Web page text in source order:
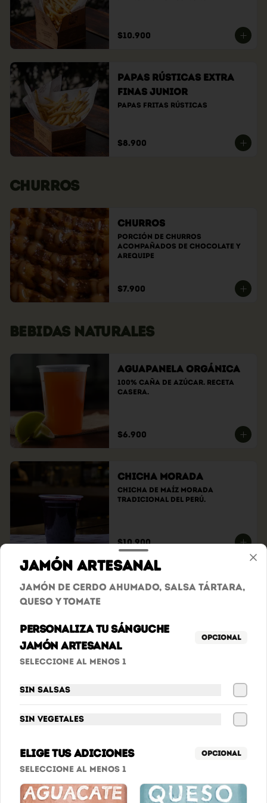
$10.900
Papas Rústicas Extra
Finas Junior
Papas fritas rústicas
$8.900
CHURROS
Churros
Porción de churros
acompañados de chocolate y
arequipe
$7.900
BEBIDAS NATURALES
Aguapanela Orgánica
100% caña de azúcar. Receta
casera.
$6.900
Chicha Morada
Chicha de maíz morada
tradicional del Perú.
$10.900
Jugos Básicos
$9.900
Tamarindo, Mango Biche  O
$10.900
Jugos Surtidos
Jamón Artesanal
Jamón de cerdo ahumado, salsa tártara,
queso y tomate
Personaliza tu sánguche
Jamón Artesanal
Opcional
Seleccione al menos 1
Sin salsas
Sin vegetales
Elige tus adiciones Opcional
Seleccione al menos 1